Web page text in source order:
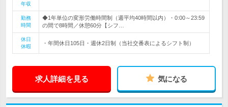
年収
勤務
時間
◆1年単位の変形労働時間制（週平均40時間以内）・0:00～23:59
の間で8時間／休憩60分【シフ…
休日
休暇
・年間休日105日・週休2日制（当社交番表によるシフト制）
求人詳細を見る 気になる